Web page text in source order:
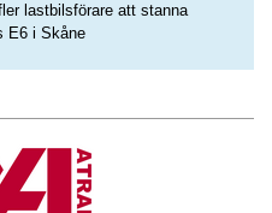
lastbilsförare att stanna
E6 i Skåne